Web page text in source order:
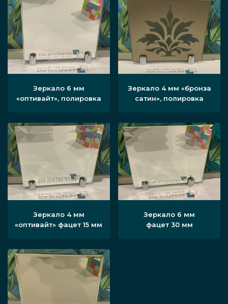
Зеркало 6 мм
«оптивайт», полировка
Зеркало 4 мм «бронза
сатин», полировка
Зеркало 4 мм
«оптивайт» фацет 15 мм
Зеркало 6 мм
фацет 30 мм